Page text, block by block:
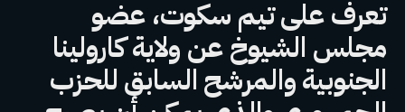
تعرف على تيم سكوت، عضو
مجلس الشيوخ عن ولاية كارولينا
الجنوبية والمرشح السابق للحزب